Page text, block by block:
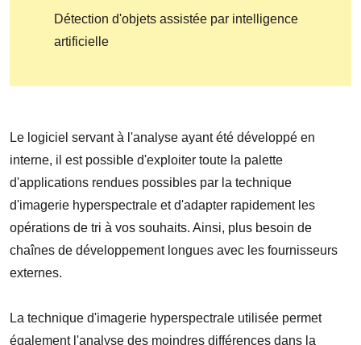
Détection d'objets assistée par intelligence
artificielle
Le logiciel servant à l'analyse ayant été développé en
interne, il est possible d'exploiter toute la palette
d'applications rendues possibles par la technique
d'imagerie hyperspectrale et d'adapter rapidement les
opérations de tri à vos souhaits. Ainsi, plus besoin de
chaînes de développement longues avec les fournisseurs
externes.
La technique d'imagerie hyperspectrale utilisée permet
également l'analyse des moindres différences dans la